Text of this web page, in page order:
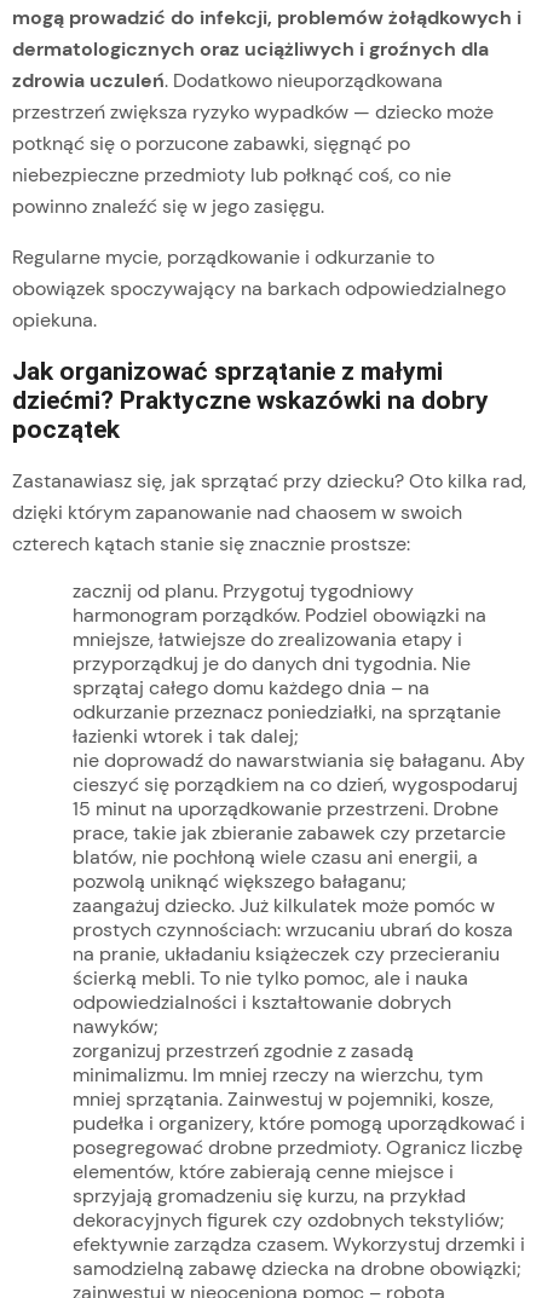
mogą prowadzić do infekcji, problemów żołądkowych i
dermatologicznych oraz uciążliwych i groźnych dla
zdrowia uczuleń. Dodatkowo nieuporządkowana
przestrzeń zwiększa ryzyko wypadków — dziecko może
potknąć się o porzucone zabawki, sięgnąć po
niebezpieczne przedmioty lub połknąć coś, co nie
powinno znaleźć się w jego zasięgu.
Regularne mycie, porządkowanie i odkurzanie to
obowiązek spoczywający na barkach odpowiedzialnego
opiekuna.
Jak organizować sprzątanie z małymi
dziećmi? Praktyczne wskazówki na dobry
początek
Zastanawiasz się, jak sprzątać przy dziecku? Oto kilka rad,
dzięki którym zapanowanie nad chaosem w swoich
czterech kątach stanie się znacznie prostsze:
zacznij od planu. Przygotuj tygodniowy
harmonogram porządków. Podziel obowiązki na
mniejsze, łatwiejsze do zrealizowania etapy i
przyporządkuj je do danych dni tygodnia. Nie
sprzątaj całego domu każdego dnia – na
odkurzanie przeznacz poniedziałki, na sprzątanie
łazienki wtorek i tak dalej;
nie doprowadź do nawarstwiania się bałaganu. Aby
cieszyć się porządkiem na co dzień, wygospodaruj
15 minut na uporządkowanie przestrzeni. Drobne
prace, takie jak zbieranie zabawek czy przetarcie
blatów, nie pochłoną wiele czasu ani energii, a
pozwolą uniknąć większego bałaganu;
zaangażuj dziecko. Już kilkulatek może pomóc w
prostych czynnościach: wrzucaniu ubrań do kosza
na pranie, układaniu książeczek czy przecieraniu
ścierką mebli. To nie tylko pomoc, ale i nauka
odpowiedzialności i kształtowanie dobrych
nawyków;
zorganizuj przestrzeń zgodnie z zasadą
minimalizmu. Im mniej rzeczy na wierzchu, tym
mniej sprzątania. Zainwestuj w pojemniki, kosze,
pudełka i organizery, które pomogą uporządkować i
posegregować drobne przedmioty. Ogranicz liczbę
elementów, które zabierają cenne miejsce i
sprzyjają gromadzeniu się kurzu, na przykład
dekoracyjnych figurek czy ozdobnych tekstyliów;
efektywnie zarządza czasem. Wykorzystuj drzemki i
samodzielną zabawę dziecka na drobne obowiązki;
zainwestuj w nieocenioną pomoc – robota